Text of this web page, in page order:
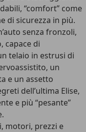
“comfort” come
di sicurezza in più.
senza fronzoli,
capace di
telaio in estrusi di
un
e un assetto
dell’ultima Elise,
e più “pesante”
motori, prezzi e